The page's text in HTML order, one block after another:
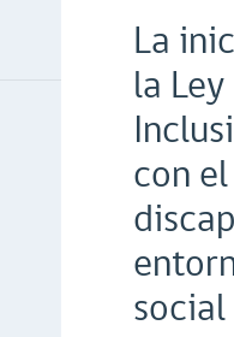
La
la
con